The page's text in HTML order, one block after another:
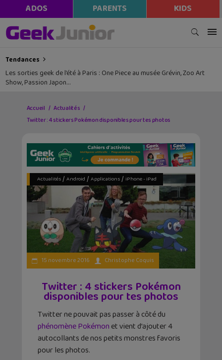
ADOS PARENTS KIDS
Tendances
Les sorties geek de l’été à Paris : One Piece au musée Grévin, Zoo Art
Show, Passion Japon…
Accueil
Actualités
Twitter : 4 stickers Pokémon disponibles pour tes photos
Actualités/ Android / Applications/ iPhone - iPad
15 novembre 2016 Christophe Coquis
Twitter : 4 stickers Pokémon
disponibles pour tes photos
Twitter ne pouvait pas passer à côté du
phénomène Pokémon et vient d’ajouter 4
autocollants de nos petits monstres favoris
pour les photos.